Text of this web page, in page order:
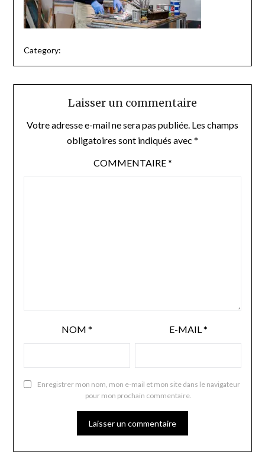
Category:
Laisser un commentaire
Votre adresse e-mail ne sera pas publiée. Les champs
obligatoires sont indiqués avec *
COMMENTAIRE*
NOM * E-MAIL*
Enregistrer mon nom, mon e-mail et mon site dans le navigateur
pour mon prochain commentaire.